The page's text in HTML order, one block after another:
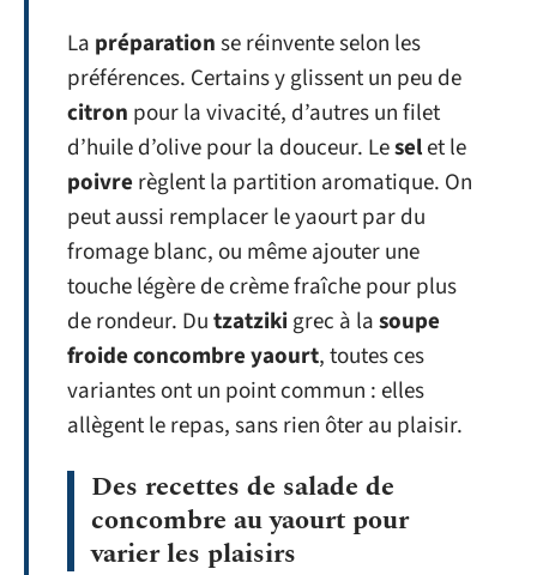
La préparationse réinvente selon les
préférences. Certains y glissent un peu de
citron pour la vivacité, d’autres un filet
d’huile d’olive pour la douceur. Leselet le
poivre règlent la partition aromatique. On
peut aussi remplacer le yaourt par du
fromage blanc, ou même ajouter une
touche légère de crème fraîche pour plus
de rondeur. Dutzatzikigrec à lasoupe
froide concombre yaourt, toutes ces
variantes ont un point commun : elles
allègent le repas, sans rien ôter au plaisir.
Des recettes de salade de
concombre au yaourt pour
varier les plaisirs